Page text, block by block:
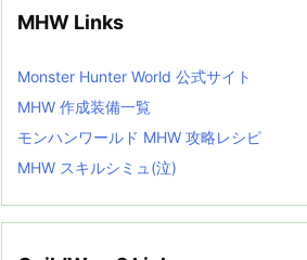
MHW Links
Monster Hunter World 公式サイト
MHW 作成装備一覧
モンハンワールド MHW 攻略レシピ
MHW スキルシミュ(泣)